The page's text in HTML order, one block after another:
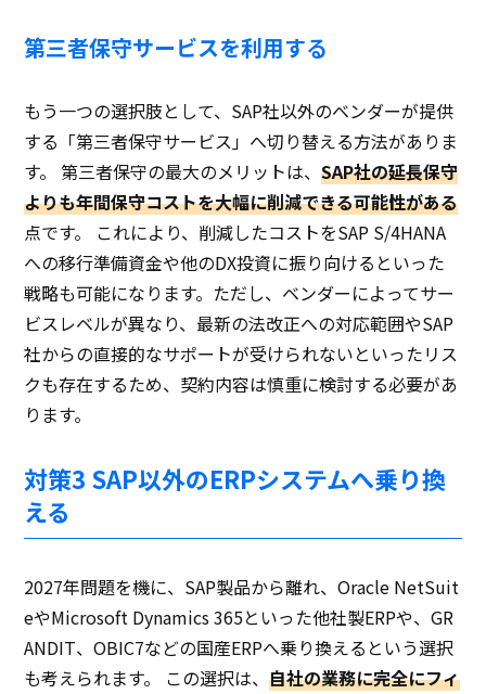
第三者保守サービスを利用する
もう一つの選択肢として、SAP社以外のベンダーが提供
する「第三者保守サービス」へ切り替える方法がありま
す。 第三者保守の最大のメリットは、SAP社の延長保守
よりも年間保守コストを大幅に削減できる可能性がある
点です。 これにより、削減したコストをSAP S/4HANA
への移行準備資金や他のDX投資に振り向けるといった
戦略も可能になります。ただし、ベンダーによってサー
ビスレベルが異なり、最新の法改正への対応範囲やSAP
社からの直接的なサポートが受けられないといったリス
クも存在するため、契約内容は慎重に検討する必要があ
ります。
対策3 SAP以外のERPシステムへ乗り換
える
2027年問題を機に、SAP製品から離れ、Oracle NetSuit
eやMicrosoft Dynamics 365といった他社製ERPや、GR
ANDIT、OBIC7などの国産ERPへ乗り換えるという選択
も考えられます。 この選択は、自社の業務に完全にフィ